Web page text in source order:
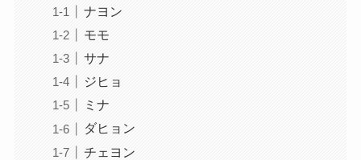
ナヨン
モモ
サナ
ジヒョ
ミナ
ダヒョン
チェヨン